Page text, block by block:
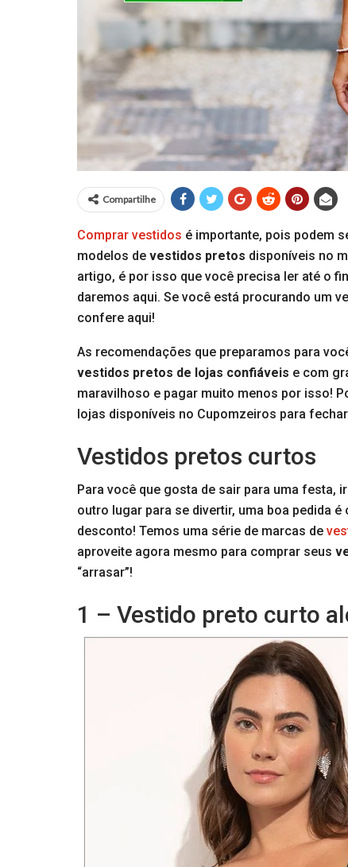
Compartilhe
Comprar vestidos é importante, pois podem
modelos de vestidos pretos disponíveis no
artigo, é por isso que você precisa ler até o
daremos aqui. Se você está procurando um
confere aqui!
As recomendações que preparamos para
vestidos pretos de lojas confiáveis e com
maravilhoso e pagar muito menos por isso!
lojas disponíveis no Cupomzeiros para
Vestidos pretos curtos
Para você que gosta de sair para uma festa,
outro lugar para se divertir, uma boa pedida é
desconto! Temos uma série de marcas de
aproveite agora mesmo para comprar seus
“arrasar”!
1 – Vestido preto curto